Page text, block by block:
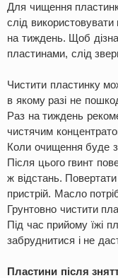
Для чищення
слід
на тиждень. Щоб
пластинами, слід
Чистити пластинку
в якому разі не
Раз на тиждень
чистячим
Коли очищення буде
Після цього гвинт
ж відстань.
пристрій. Масло
Грунтовно чистити
Під час прийому їжі
забруднитися і не
Пластини після